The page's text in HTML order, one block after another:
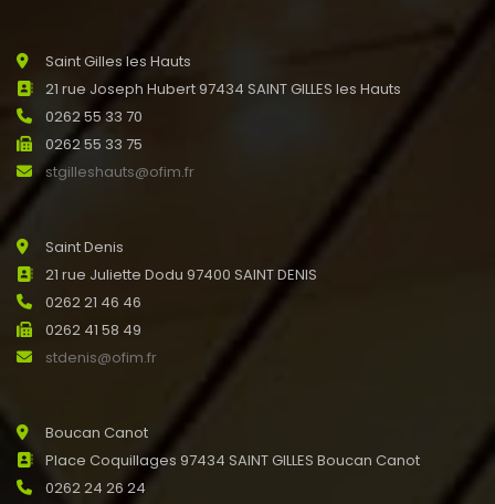
Saint Gilles les Hauts
21 rue Joseph Hubert 97434 SAINT GILLES les Hauts
0262 55 33 70
0262 55 33 75
stgilleshauts@ofim.fr
Saint Denis
21 rue Juliette Dodu 97400 SAINT DENIS
0262 21 46 46
0262 41 58 49
stdenis@ofim.fr
Boucan Canot
Place Coquillages 97434 SAINT GILLES Boucan Canot
0262 24 26 24